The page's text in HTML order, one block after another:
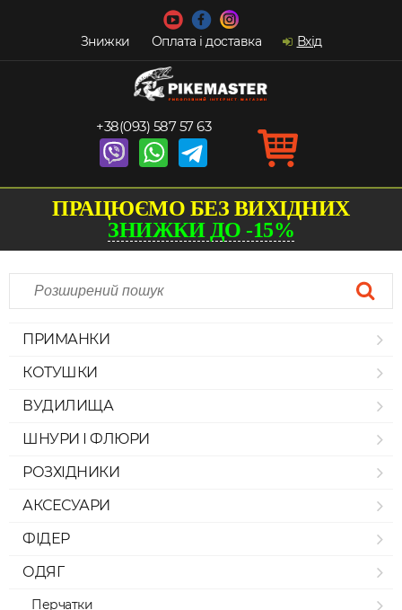
Знижки Оплата і доставка Вхід
+38(093) 587 57 63
ПРАЦЮЄМО БЕЗ ВИХІДНИХ
ЗНИЖКИ ДО -15%
ПРИМАНКИ
КОТУШКИ
ВУДИЛИЩА
ШНУРИ І ФЛЮРИ
РОЗХІДНИКИ
АКСЕСУАРИ
ФІДЕР
ОДЯГ
Перчатки